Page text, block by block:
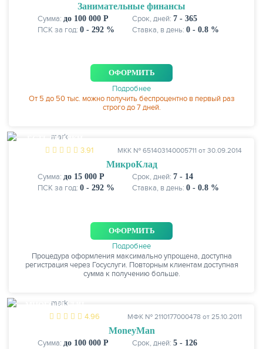
Занимательные финансы
Сумма: до 100 000 Р Срок, дней: 7 - 365
ПСК за год: 0 - 292 % Ставка, в день: 0 - 0.8 %
ОФОРМИТЬ
Подробнее
От 5 до 50 тыс. можно получить беспроцентно в первый раз
строго до 7 дней.
ЕСТЬ СКИДКИ
3.91 МКК № 651403140005711 от 30.09.2014
МикроКлад
Сумма: до 15 000 Р Срок, дней: 7 - 14
ПСК за год: 0 - 292 % Ставка, в день: 0 - 0.8 %
ОФОРМИТЬ
Подробнее
Процедура оформления максимально упрощена, доступна
регистрация через Госуслуги. Повторным клиентам доступная
сумма к получению больше.
МНОГО ВЫДАЧ
4.96 МФК № 2110177000478 от 25.10.2011
MoneyMan
Сумма: до 100 000 Р Срок, дней: 5 - 126